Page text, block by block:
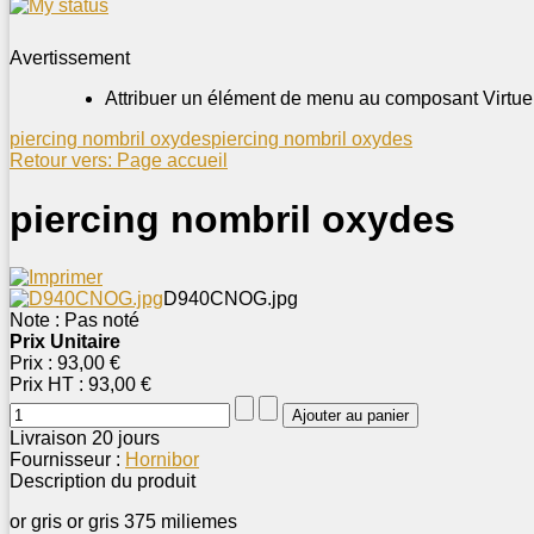
Avertissement
Attribuer un élément de menu au composant
piercing nombril oxydespiercing nombril oxydes
Retour vers: Page accueil
piercing nombril oxydes
D940CNOG.jpg
Note : Pas noté
Prix Unitaire
Prix : 93,00 €
Prix HT : 93,00 €
Livraison 20 jours
Fournisseur : Hornibor
Description du produit
or gris or gris 375 miliemes